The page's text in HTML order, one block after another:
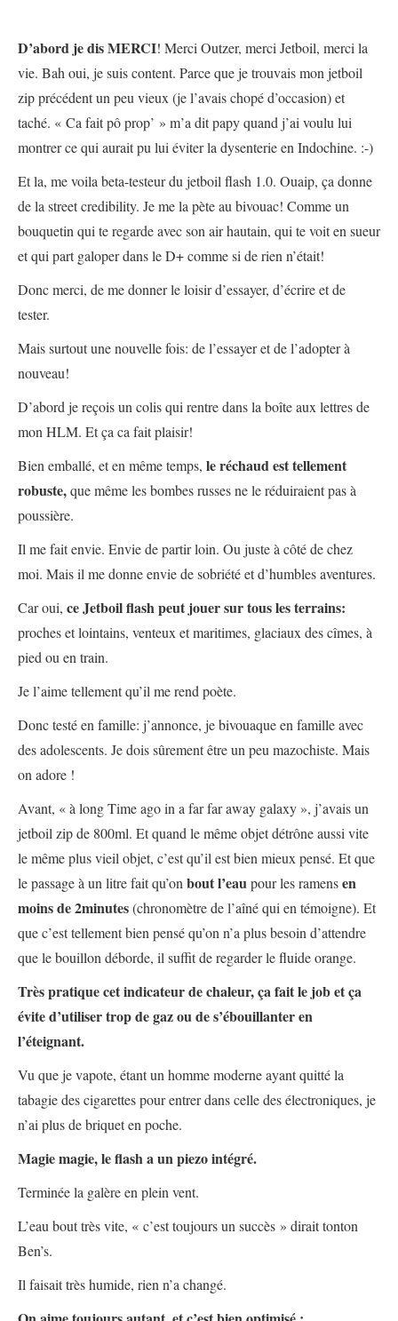
D’abord je dis MERCI! Merci Outzer, merci Jetboil, merci la
vie. Bah oui, je suis content. Parce que je trouvais mon jetboil
zip précédent un peu vieux (je l’avais chopé d’occasion) et
taché. « Ca fait pô prop’ » m’a dit papy quand j’ai voulu lui
montrer ce qui aurait pu lui éviter la dysenterie en Indochine. :-)
Et la, me voila beta-testeur du jetboil flash 1.0. Ouaip, ça donne
de la street credibility. Je me la pète au bivouac! Comme un
bouquetin qui te regarde avec son air hautain, qui te voit en sueur
et qui part galoper dans le D+ comme si de rien n’était!
Donc merci, de me donner le loisir d’essayer, d’écrire et de
tester.
Mais surtout une nouvelle fois: de l’essayer et de l’adopter à
nouveau!
D’abord je reçois un colis qui rentre dans la boîte aux lettres de
mon HLM. Et ça ca fait plaisir!
Bien emballé, et en même temps, le réchaud est tellement
robuste,que même les bombes russes ne le réduiraient pas à
poussière.
Il me fait envie. Envie de partir loin. Ou juste à côté de chez
moi. Mais il me donne envie de sobriété et d’humbles aventures.
Car oui, ce Jetboil flash peut jouer sur tous les terrains:
proches et lointains, venteux et maritimes, glaciaux des cîmes, à
pied ou en train.
Je l’aime tellement qu’il me rend poète.
Donc testé en famille: j’annonce, je bivouaque en famille avec
des adolescents. Je dois sûrement être un peu mazochiste. Mais
on adore !
Avant, « à long Time ago in a far far away galaxy », j’avais un
jetboil zip de 800ml. Et quand le même objet détrône aussi vite
le même plus vieil objet, c’est qu’il est bien mieux pensé. Et que
le passage à un litre fait qu’onbout l’eaupour les ramensen
moins de 2minutes(chronomètre de l’aîné qui en témoigne). Et
que c’est tellement bien pensé qu’on n’a plus besoin d’attendre
que le bouillon déborde, il suffit de regarder le fluide orange.
Très pratique cet indicateur de chaleur, ça fait le job et ça
évite d’utiliser trop de gaz ou de s’ébouillanter en
l’éteignant.
Vu que je vapote, étant un homme moderne ayant quitté la
tabagie des cigarettes pour entrer dans celle des électroniques, je
n’ai plus de briquet en poche.
Magie magie, le flash a un piezo intégré.
Terminée la galère en plein vent.
L’eau bout très vite, « c’est toujours un succès » dirait tonton
Ben’s.
Il faisait très humide, rien n’a changé.